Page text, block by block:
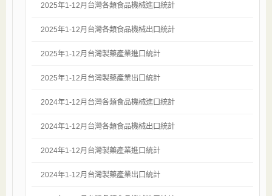
2025年1-12月台灣各類食品機械進口統計
2025年1-12月台灣各類食品機械出口統計
2025年1-12月台灣製藥產業進口統計
2025年1-12月台灣製藥產業出口統計
2024年1-12月台灣各類食品機械進口統計
2024年1-12月台灣各類食品機械出口統計
2024年1-12月台灣製藥產業進口統計
2024年1-12月台灣製藥產業出口統計